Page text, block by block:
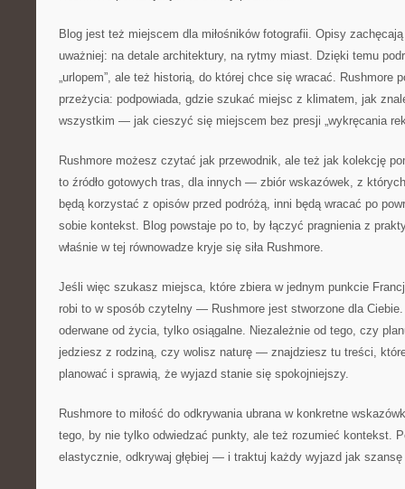
Blog jest też miejscem dla miłośników fotografii. Opisy
uważniej: na detale architektury, na rytmy miast. Dzięki temu
„urlopem”, ale też historią, do której chce się wracać. Rushmore
przeżycia: podpowiada, gdzie szukać miejsc z klimatem, jak
wszystkim — jak cieszyć się miejscem bez presji „wykręcania
Rushmore możesz czytać jak przewodnik, ale też jak kolekcję
to źródło gotowych tras, dla innych — zbiór wskazówek, z których
będą korzystać z opisów przed podróżą, inni będą wracać po
sobie kontekst. Blog powstaje po to, by łączyć pragnienia z
właśnie w tej równowadze kryje się siła Rushmore.
Jeśli więc szukasz miejsca, które zbiera w jednym punkcie
robi to w sposób czytelny — Rushmore jest stworzone dla
oderwane od życia, tylko osiągalne. Niezależnie od tego, czy
jedziesz z rodziną, czy wolisz naturę — znajdziesz tu treści,
planować i sprawią, że wyjazd stanie się spokojniejszy.
Rushmore to miłość do odkrywania ubrana w konkretne
tego, by nie tylko odwiedzać punkty, ale też rozumieć kontekst.
elastycznie, odkrywaj głębiej — i traktuj każdy wyjazd jak szansę